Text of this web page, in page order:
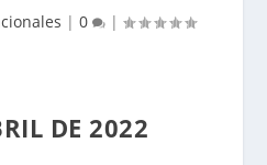
| 0 |
DE 2022